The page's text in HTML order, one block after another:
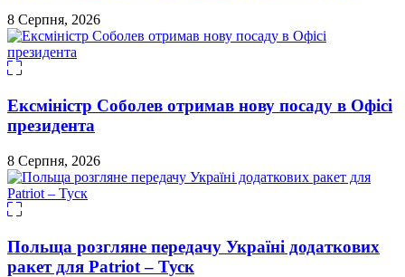
8 Серпня, 2026
Ексміністр Соболев отримав нову посаду в Офісі
президента
8 Серпня, 2026
Польща розгляне передачу Україні додаткових
ракет для Patriot – Туск